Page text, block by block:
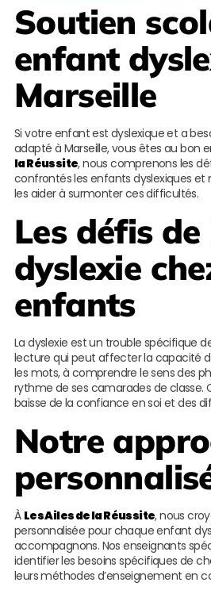
Soutien
enfant
Marseille
Si votre enfant est dyslexique et a
adapté à Marseille, vous êtes au bon
la Réussite, nous comprenons les
confrontés les enfants dyslexiques et
les aider à surmonter ces difficultés.
Les défis de
dyslexie
enfants
La dyslexie est un trouble spécifique
lecture qui peut affecter la capacité
les mots, à comprendre le sens des
rythme de ses camarades de classe.
baisse de la confiance en soi et des
Notre
À Les Ailes de la Réussite, nous
personnalisée pour chaque enfant
accompagnons. Nos enseignants
identifier les besoins spécifiques de
leurs méthodes d’enseignement en